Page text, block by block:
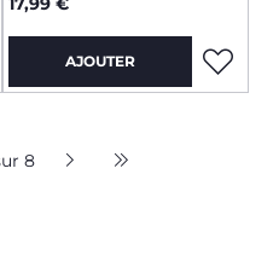
AJOUTER
8